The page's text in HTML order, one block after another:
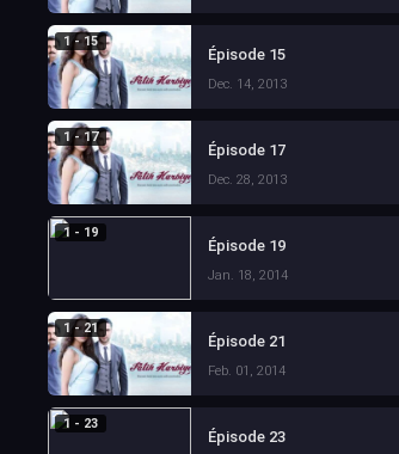
1 - 15
Épisode 15
Dec. 14, 2013
1 - 17
Épisode 17
Dec. 28, 2013
1 - 19
Épisode 19
Jan. 18, 2014
1 - 21
Épisode 21
Feb. 01, 2014
1 - 23
Épisode 23